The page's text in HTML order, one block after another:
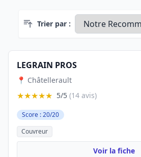
Trier par :
LEGRAIN PROS
📍 Châtellerault
★★★★★ 5/5 (14 avis)
Score : 20/20
Couvreur
Voir la fiche